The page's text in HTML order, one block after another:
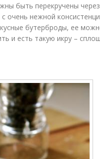
быть перекручены
очень нежной
бутерброды, ее
и есть такую икру –